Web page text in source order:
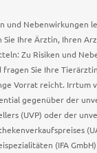
und Nebenwirkungen
Sie Ihre Ärztin, Ihren
Zu Risiken und
fragen Sie Ihre
Vorrat reicht. Irrtum
gegenüber der
(UVP) oder der
(IFA